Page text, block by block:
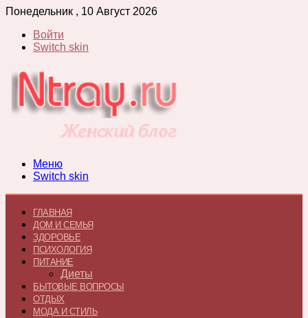
Понедельник , 10 Август 2026
Войти
Switch skin
Меню
Switch skin
ГЛАВНАЯ
ДОМ И СЕМЬЯ
ЗДОРОВЬЕ
ПСИХОЛОГИЯ
ПИТАНИЕ
Диеты
БЫТОВЫЕ ВОПРОСЫ
ОТДЫХ
МОДА И СТИЛЬ